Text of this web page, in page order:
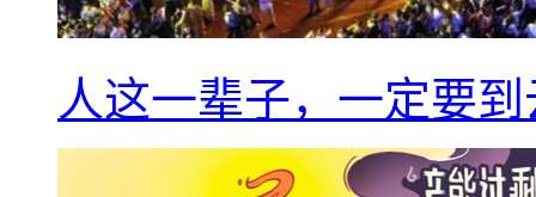
人这一辈子，一定要